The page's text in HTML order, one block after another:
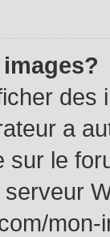
a
sur le